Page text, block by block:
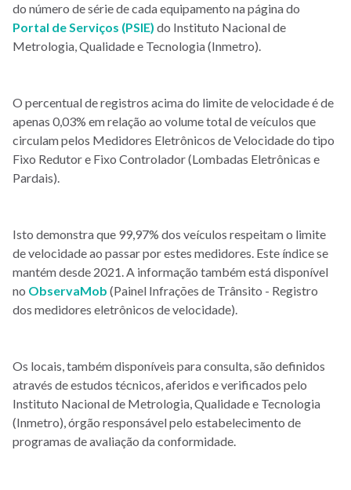
do número de série de cada equipamento na página do
Portal de Serviços (PSIE) do Instituto Nacional de
Metrologia, Qualidade e Tecnologia (Inmetro).
O percentual de registros acima do limite de velocidade é de
apenas 0,03% em relação ao volume total de veículos que
circulam pelos Medidores Eletrônicos de Velocidade do tipo
Fixo Redutor e Fixo Controlador (Lombadas Eletrônicas e
Pardais).
Isto demonstra que 99,97% dos veículos respeitam o limite
de velocidade ao passar por estes medidores. Este índice se
mantém desde 2021. A informação também está disponível
no ObservaMob (Painel Infrações de Trânsito - Registro
dos medidores eletrônicos de velocidade).
Os locais, também disponíveis para consulta, são definidos
através de estudos técnicos, aferidos e verificados pelo
Instituto Nacional de Metrologia, Qualidade e Tecnologia
(Inmetro), órgão responsável pelo estabelecimento de
programas de avaliação da conformidade.